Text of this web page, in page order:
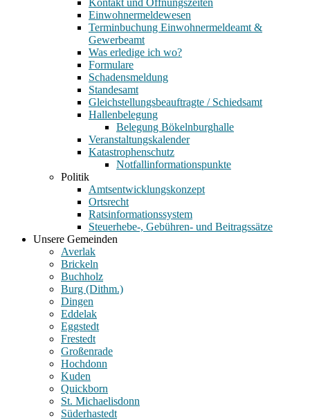
Kontakt und Öffnungszeiten
Einwohnermeldewesen
Terminbuchung Einwohnermeldeamt &
Gewerbeamt
Was erledige ich wo?
Formulare
Schadensmeldung
Standesamt
Gleichstellungsbeauftragte / Schiedsamt
Hallenbelegung
Belegung Bökelnburghalle
Veranstaltungskalender
Katastrophenschutz
Notfallinformationspunkte
Politik
Amtsentwicklungskonzept
Ortsrecht
Ratsinformationssystem
Steuerhebe-, Gebühren- und Beitragssätze
Unsere Gemeinden
Averlak
Brickeln
Buchholz
Burg (Dithm.)
Dingen
Eddelak
Eggstedt
Frestedt
Großenrade
Hochdonn
Kuden
Quickborn
St. Michaelisdonn
Süderhastedt